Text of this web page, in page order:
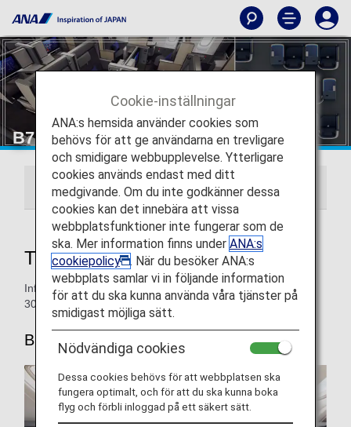
B777-300ER - Business Class
THE Room ANA BUSINESS STAGGERED
THE Room
Information om ANA:s sittplatser i Business Class på B777-
300ER.
B777-300ER (nya 212 sittplatser)
Cookie-inställningar
ANA:s hemsida använder cookies som
behövs för att ge användarna en trevligare
och smidigare webbupplevelse. Ytterligare
cookies används endast med ditt
medgivande. Om du inte godkänner dessa
cookies kan det innebära att vissa
webbplatsfunktioner inte fungerar som de
ska. Mer information finns under ANA:s
cookiepolicy
. När du besöker ANA:s
webbplats samlar vi in följande information
för att du ska kunna använda våra tjänster på
smidigast möjliga sätt.
Nödvändiga cookies
Dessa cookies behövs för att webbplatsen ska
fungera optimalt, och för att du ska kunna boka
flyg och förbli inloggad på ett säkert sätt.